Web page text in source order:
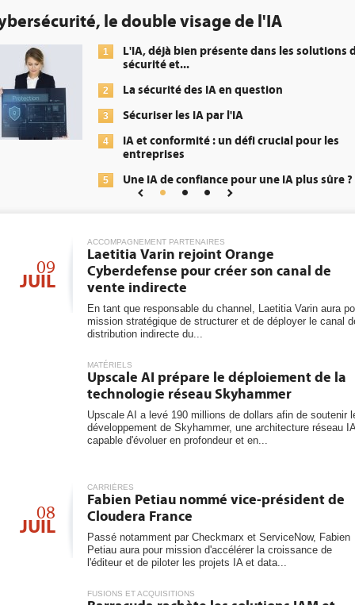
visage de l'IA
bien présente dans les solutions de
et...
des IA en question
les IA par l'IA
: un défi crucial pour les
de confiance pour une IA plus sûre ?
DEE:
4
09
JUIL
ACCOMPAGNEMENT PARTENAIRES
Laetitia Varin rejoint Orange
Cyberdefense pour créer son canal de
vente indirecte
En tant que responsable du channel, Laetitia Varin aura
mission stratégique de structurer et de déployer le canal
distribution indirecte du...
MATÉRIELS
Upscale AI prépare le déploiement de la
technologie réseau Skyhammer
Upscale AI a levé 190 millions de dollars afin de soutenir
développement de Skyhammer, une architecture réseau IA
capable d'évoluer en profondeur et en...
08
JUIL
CARRIÈRES
Fabien Petiau nommé vice-président de
Cloudera France
Passé notamment par Checkmarx et ServiceNow, Fabien
Petiau aura pour mission d'accélérer la croissance de
l'éditeur et de piloter les projets IA et data...
FUSIONS ET ACQUISITIONS